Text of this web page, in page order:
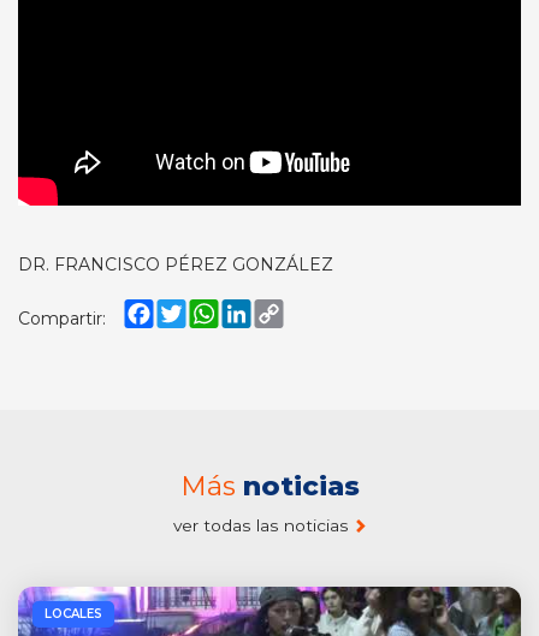
DR. FRANCISCO PÉREZ GONZÁLEZ
Compartir:
Facebook
TwitterWhatsApp
LinkedInCopy
Más noticias
ver todas las noticias
LOCALES